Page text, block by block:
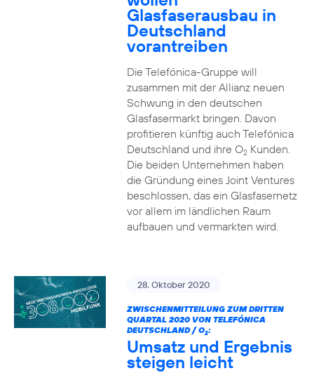
Glasfaserausbau in
Deutschland
vorantreiben
Die Telefónica-Gruppe will
zusammen mit der Allianz neuen
Schwung in den deutschen
Glasfasermarkt bringen. Davon
profitieren künftig auch Telefónica
Deutschland und ihre O2Kunden.
Die beiden Unternehmen haben
die Gründung eines Joint Ventures
beschlossen, das ein Glasfasernetz
vor allem im ländlichen Raum
aufbauen und vermarkten wird.
28. Oktober 2020
ZWISCHENMITTEILUNG ZUM DRITTEN
QUARTAL 2020 VON TELEFÓNICA
DEUTSCHLAND / O2:
Umsatz und Ergebnis
steigen leicht